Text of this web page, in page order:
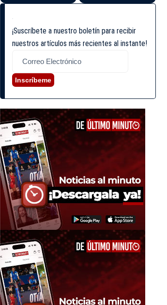
¡Suscríbete a nuestro boletín para recibir
nuestros artículos más recientes al instante!
Inscríbeme